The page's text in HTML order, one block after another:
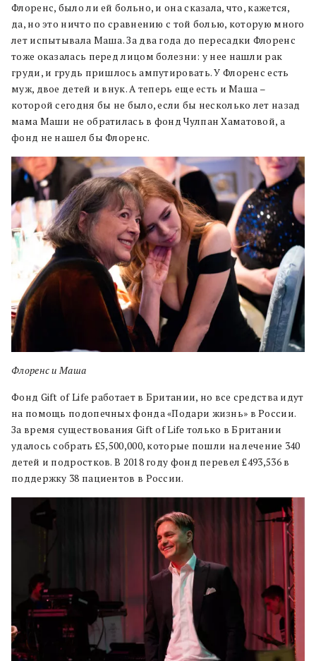
Флоренс, было ли ей больно, и она сказала, что, кажется,
да, но это ничто по сравнению с той болью, которую много
лет испытывала Маша. За два года до пересадки Флоренс
тоже оказалась перед лицом болезни: у нее нашли рак
груди, и грудь пришлось ампутировать. У Флоренс есть
муж, двое детей и внук. А теперь еще есть и Маша –
которой сегодня бы не было, если бы несколько лет назад
мама Маши не обратилась в фонд Чулпан Хаматовой, а
фонд не нашел бы Флоренс.
Флоренс и Маша
Фонд Gift of Life работает в Британии, но все средства идут
на помощь подопечных фонда «Подари жизнь» в России.
За время существования Gift of Life только в Британии
удалось собрать £5,500,000, которые пошли на лечение 340
детей и подростков. В 2018 году фонд перевел £493,536 в
поддержку 38 пациентов в России.